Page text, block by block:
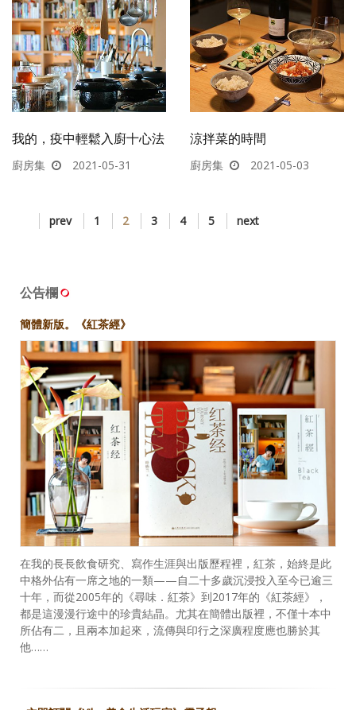
我的，疫中輕鬆入廚十心法
廚房集 2021-05-31
涼拌菜的時間
廚房集 2021-05-03
prev 1 2 3 4 5 next
公告欄
簡體新版。《紅茶經》
在我的長長飲食研究、寫作生涯與出版歷程裡，紅茶，始終是此
中格外佔有一席之地的一類——自二十多歲沉浸投入至今已逾三
十年，而從2005年的《尋味．紅茶》到2017年的《紅茶經》，
都是這漫漫行途中的珍貴結晶。尤其在簡體出版裡，不僅十本中
所佔有二，且兩本加起來，流傳與印行之深廣程度應也勝於其
他……